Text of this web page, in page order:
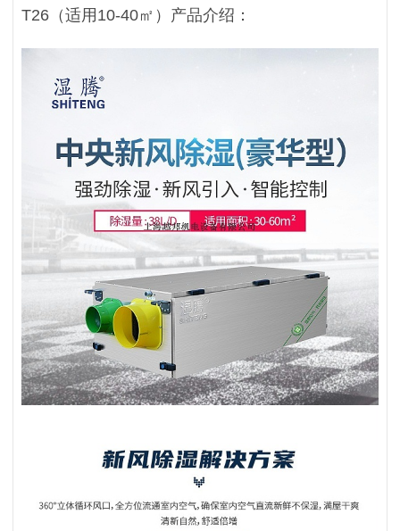
T26（适用10-40㎡）产品介绍：